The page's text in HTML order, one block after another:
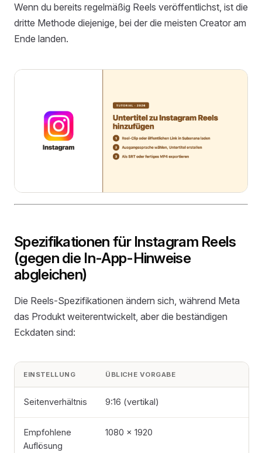
Wenn du bereits regelmäßig Reels veröffentlichst, ist die
dritte Methode diejenige, bei der die meisten Creator am
Ende landen.
Spezifikationen für Instagram Reels
(gegen die In-App-Hinweise
abgleichen)
Die Reels-Spezifikationen ändern sich, während Meta
das Produkt weiterentwickelt, aber die beständigen
Eckdaten sind:
EINSTELLUNG ÜBLICHE VORGABE
Seitenverhältnis 9:16 (vertikal)
Empfohlene
Auflösung
1080 × 1920